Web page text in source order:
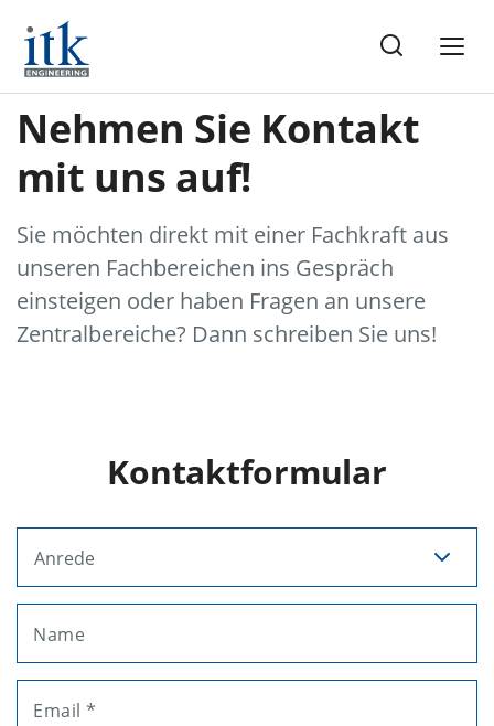
Nehmen Sie Kontakt
mit uns auf!
Sie möchten direkt mit einer Fachkraft aus
unseren Fachbereichen ins Gespräch
einsteigen oder haben Fragen an unsere
Zentralbereiche? Dann schreiben Sie uns!
Kontaktformular
Anrede
Name
Email *